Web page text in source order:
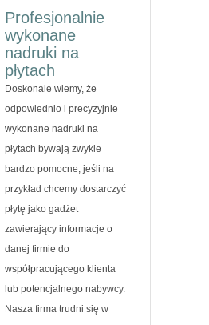
Profesjonalnie
wykonane
nadruki na
płytach
Doskonale wiemy, że
odpowiednio i precyzyjnie
wykonane nadruki na
płytach bywają zwykle
bardzo pomocne, jeśli na
przykład chcemy dostarczyć
płytę jako gadżet
zawierający informacje o
danej firmie do
współpracującego klienta
lub potencjalnego nabywcy.
Nasza firma trudni się w